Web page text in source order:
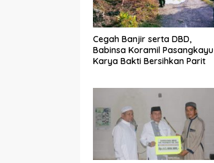
Cegah Banjir serta DBD,
Babinsa Koramil Pasangkayu
Karya Bakti Bersihkan Parit